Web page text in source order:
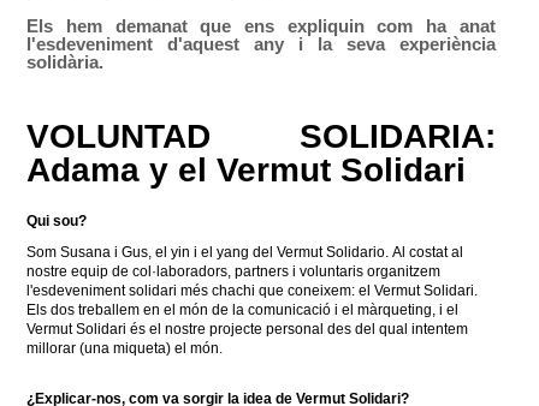
Els hem
demanat que ens expliquin com ha
anat
l'esdeveniment d'aquest
any i la seva
experiència
solidària.
VOLUNTAD SOLIDARIA:
Adama y el Vermut Solidari
Qui sou?
Som Susana i Gus, el yin i el yang del Vermut Solidario. Al costat al
nostre equip de col·laboradors, partners i voluntaris organitzem
l'esdeveniment solidari més chachi que coneixem: el Vermut Solidari.
Els dos treballem en el món de la comunicació i el màrqueting, i el
Vermut Solidari és el nostre projecte personal des del qual intentem
millorar (una miqueta) el món.
¿Explicar-nos, com va sorgir la idea de Vermut Solidari?